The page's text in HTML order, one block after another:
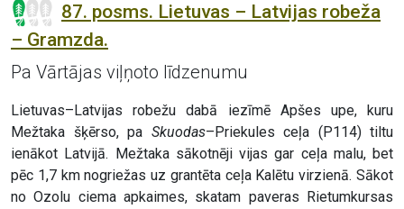
87. posms. Lietuvas – Latvijas robeža
– Gramzda.
Pa Vārtājas viļņoto līdzenumu
Lietuvas–Latvijas robežu dabā iezīmē Apšes upe, kuru
Mežtaka šķērso, pa Skuodas–Priekules ceļa (P114) tiltu
ienākot Latvijā. Mežtaka sākotnēji vijas gar ceļa malu, bet
pēc 1,7 km nogriežas uz grantēta ceļa Kalētu virzienā. Sākot
no Ozolu ciema apkaimes, skatam paveras Rietumkursas